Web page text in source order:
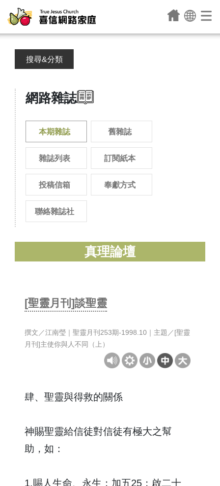
搜尋&分類
網路雜誌
本期雜誌 舊雜誌
雜誌列表 訂閱紙本
投稿信箱 奉獻方式
聯絡雜誌社
真理論壇
[聖靈月刊]談聖靈
撰文／江南瑩｜聖靈月刊253期-1998.10｜主題／[聖靈
月刊]主使你與人不同（上）
肆、聖靈與得救的關係
神賜聖靈給信徒對信徒有極大之幫
助，如：
1.賜人生命、永生：加五25；啟二十